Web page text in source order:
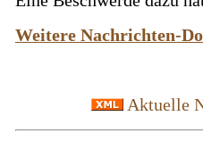
Weitere Nachrichten-
Aktuelle